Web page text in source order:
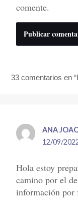
comente.
33 comentarios en
ANA
12/09/
Hola estoy
camino por el
información por